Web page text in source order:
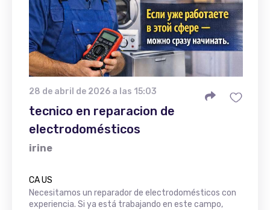
28 de abril de 2026 a las 15:03
tecnico en reparacion de
electrodomésticos
irine
CA US
Necesitamos un reparador de electrodomésticos con
experiencia. Si ya está trabajando en este campo,